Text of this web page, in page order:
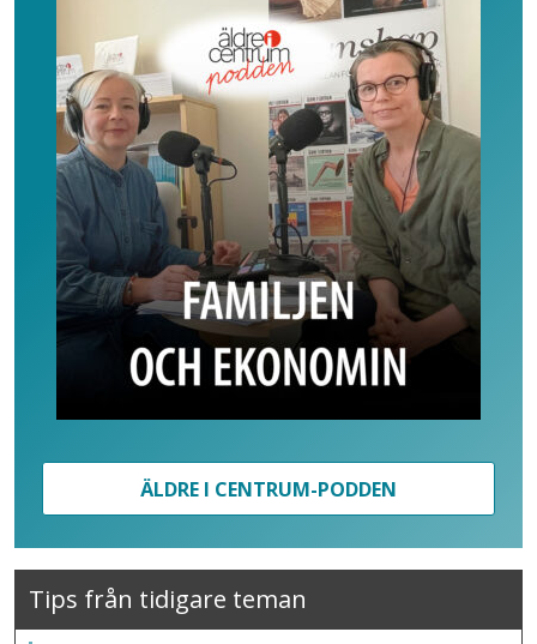
ÄLDRE I CENTRUM-PODDEN
Tips från tidigare teman